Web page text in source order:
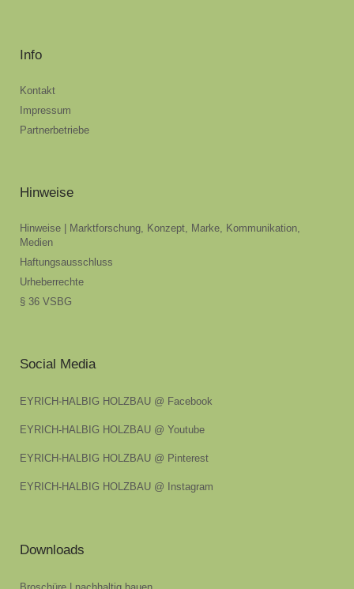
Info
Kontakt
Impressum
Partnerbetriebe
Hinweise
Hinweise | Marktforschung, Konzept, Marke, Kommunikation,
Medien
Haftungsausschluss
Urheberrechte
§ 36 VSBG
Social Media
EYRICH-HALBIG HOLZBAU @ Facebook
EYRICH-HALBIG HOLZBAU @ Youtube
EYRICH-HALBIG HOLZBAU @ Pinterest
EYRICH-HALBIG HOLZBAU @ Instagram
Downloads